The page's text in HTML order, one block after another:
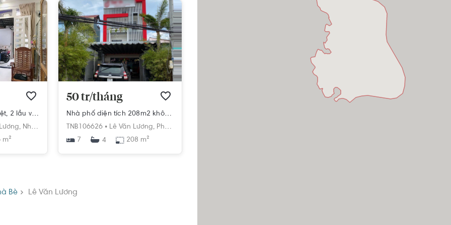
Nhà phố thiết kế 1 trệt, 2 lầu và sân thượng, cửa hướng Đông mát mẻ.
Nhơn Đức, Nhà Bè, Hồ Chí Minh
m²
50 tr/tháng
Nhà phố diện tích 208m2 không gian thoáng đãng, khu vực an ninh và yên tĩnh.
TNB106626 • Lê Văn Lương, Phước Kiển,
7
4 208 m²
Bè Lê Văn Lương